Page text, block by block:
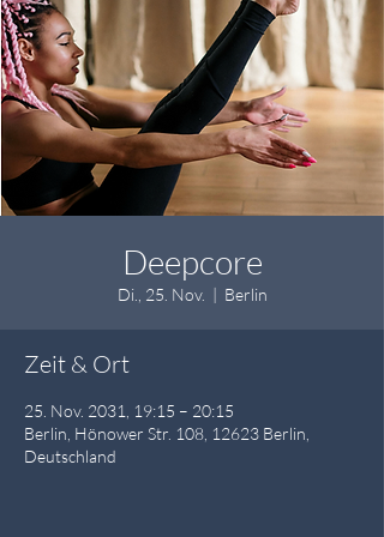
Deepcore
Di., 25. Nov.
  |
Berlin
Zeit & Ort
25. Nov. 2031, 19:15 – 20:15
Berlin, Hönower Str. 108, 12623 Berlin,
Deutschland